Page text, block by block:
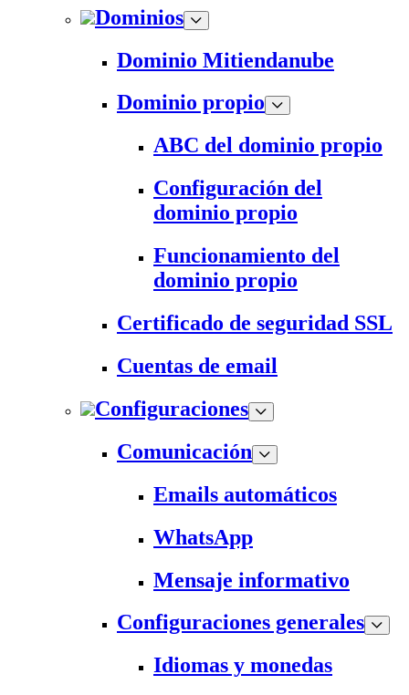
Dominios
Dominio Mitiendanube
Dominio propio
ABC del dominio propio
Configuración del
dominio propio
Funcionamiento del
dominio propio
Certificado de seguridad SSL
Cuentas de email
Configuraciones
Comunicación
Emails automáticos
WhatsApp
Mensaje informativo
Configuraciones generales
Idiomas y monedas